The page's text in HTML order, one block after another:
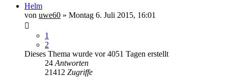
Helm
von uwe60 » Montag 6. Juli 2015, 16:01
1
2
Dieses Thema wurde vor 4051 Tagen erstellt
24 Antworten
21412 Zugriffe